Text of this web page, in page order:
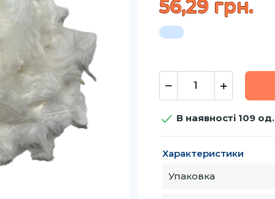
56,29 грн.
 В наявності 109 од.
Характеристики
Упаковка